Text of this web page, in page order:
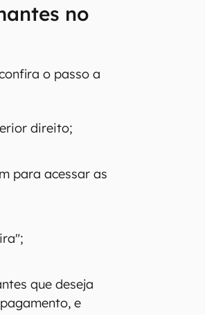
no
o passo a
direito;
para acessar as
que deseja
e